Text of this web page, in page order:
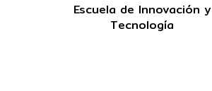
Escuela de Innovación y
Tecnología